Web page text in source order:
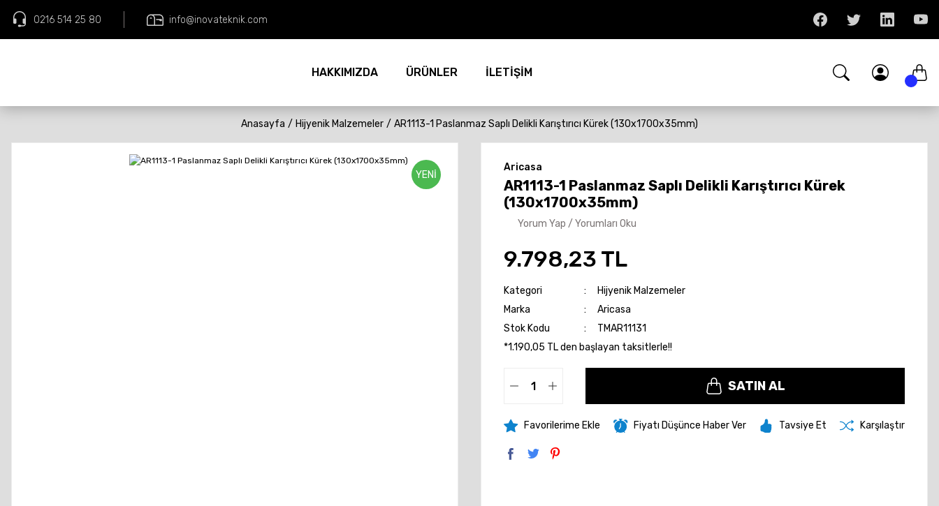
0216 514 25 80 info@inovateknik.com
HAKKIMIZDA ÜRÜNLER İLETİŞİM
Anasayfa Hijyenik Malzemeler AR1113-1 Paslanmaz Saplı Delikli Karıştırıcı Kürek (130x1700x35mm)
YENİ
Aricasa
AR1113-1 Paslanmaz Saplı Delikli Karıştırıcı Kürek
(130x1700x35mm)
Yorum Yap / Yorumları Oku
9.798,23 TL
Kategori
Hijyenik Malzemeler
Marka
Aricasa
Stok Kodu
TMAR11131
*1.190,05 TL den başlayan taksitlerle!!
SATIN AL
Fiyatı Düşünce Haber Ver Tavsiye Et Karşılaştır